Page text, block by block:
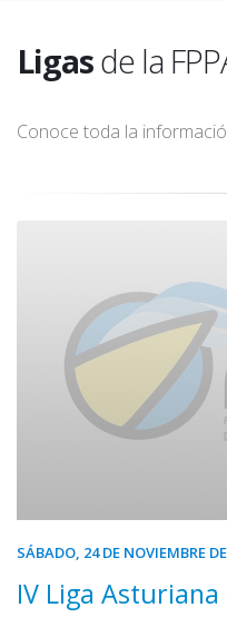
Ligasde la
Conoce toda la
SÁBADO, 24 DE NOVIEMBRE
IV Liga